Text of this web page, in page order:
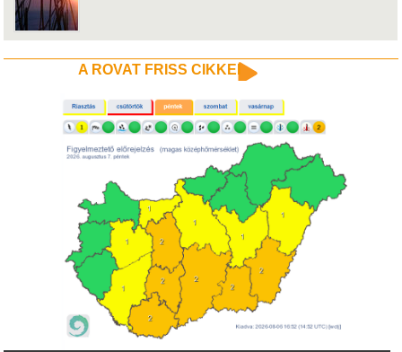
A ROVAT FRISS CIKKEI